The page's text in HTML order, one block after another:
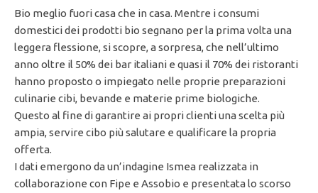
Bio meglio fuori casa che in casa. Mentre i consumi
domestici dei prodotti bio segnano per la prima volta una
leggera flessione, si scopre, a sorpresa, che nell’ultimo
anno oltre il 50% dei bar italiani e quasi il 70% dei ristoranti
hanno proposto o impiegato nelle proprie preparazioni
culinarie cibi, bevande e materie prime biologiche.
Questo al fine di garantire ai propri clienti una scelta più
ampia, servire cibo più salutare e qualificare la propria
offerta.
I dati emergono da un’indagine Ismea realizzata in
collaborazione con Fipe e Assobio e presentata lo scorso